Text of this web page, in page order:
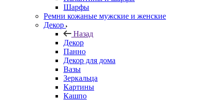
Шарфы
Ремни кожаные мужские и женские
Декор
Назад
Декор
Панно
Декор для дома
Вазы
Зеркальца
Картины
Кашпо